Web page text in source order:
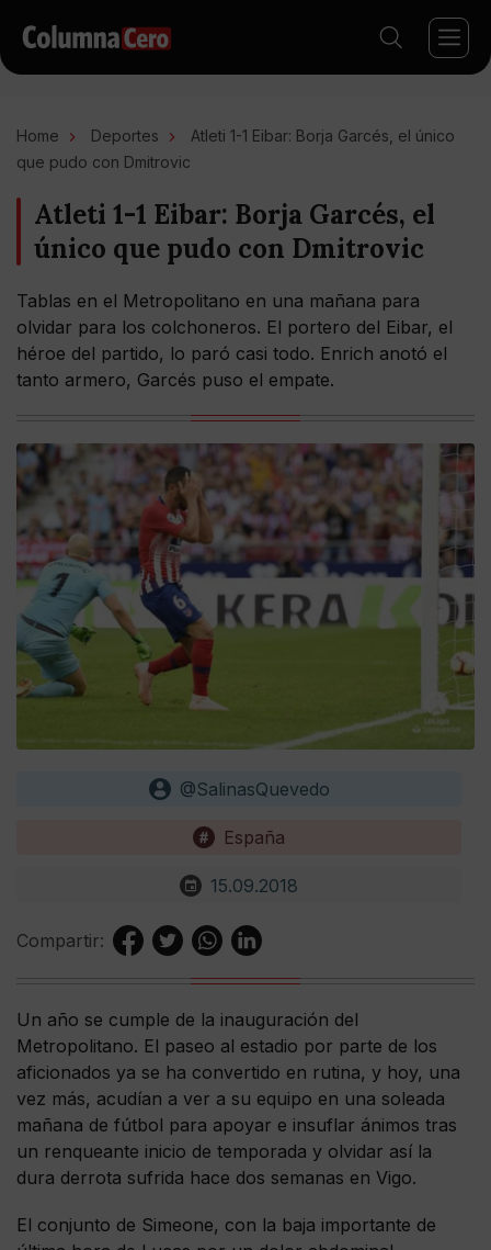
Home Deportes
Atleti 1-1 Eibar: Borja Garcés, el único
que pudo con Dmitrovic
Atleti 1-1 Eibar: Borja Garcés, el
único que pudo con Dmitrovic
Tablas en el Metropolitano en una mañana para
olvidar para los colchoneros. El portero del Eibar, el
héroe del partido, lo paró casi todo. Enrich anotó el
tanto armero, Garcés puso el empate.
@SalinasQuevedo
España
15.09.2018
Compartir:
Un año se cumple de la inauguración del
Metropolitano. El paseo al estadio por parte de los
aficionados ya se ha convertido en rutina, y hoy, una
vez más, acudían a ver a su equipo en una soleada
mañana de fútbol para apoyar e insuflar ánimos tras
un renqueante inicio de temporada y olvidar así la
dura derrota sufrida hace dos semanas en Vigo.
El conjunto de Simeone, con la baja importante de